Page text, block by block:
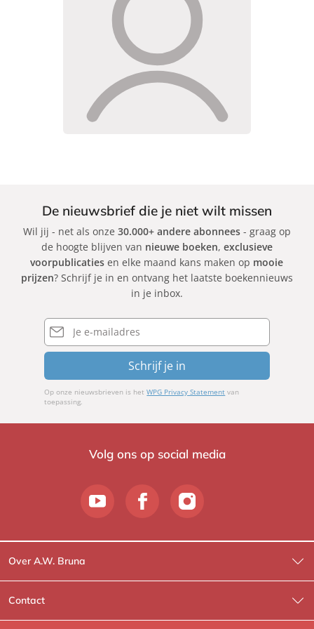
De nieuwsbrief die je niet wilt missen
Wil jij - net als onze 30.000+ andere abonnees- graag op
de hoogte blijven van nieuwe boeken, exclusieve
voorpublicaties en elke maand kans maken op mooie
prijzen? Schrijf je in en ontvang het laatste boekennieuws
in je inbox.
E-
mailadres
Schrijf je in
Op onze nieuwsbrieven is hetWPG Privacy Statement van
toepassing.
Volg ons op social media
Over A.W. Bruna
Wat wij doen
Wie is Wie?
Contact
Contactinformatie